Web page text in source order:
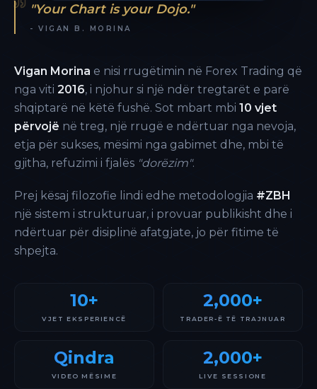
"Your Chart is your Dojo."
- VIGAN B. MORINA
Vigan Morina e nisi rrugëtimin në Forex Trading që
nga viti 2016, i njohur si një ndër tregtarët e parë
shqiptarë në këtë fushë. Sot mbart mbi 10 vjet
përvojë në treg, një rrugë e ndërtuar nga nevoja,
etja për sukses, mësimi nga gabimet dhe, mbi të
gjitha, refuzimi i fjalës "dorëzim".
Prej kësaj filozofie lindi edhe metodologjia #ZBH
një sistem i strukturuar, i provuar publikisht dhe i
ndërtuar për disiplinë afatgjate, jo për fitime të
shpejta.
10+
VJET EKSPERIENCË
2,000+
TRADER-Ë TË TRAJNUAR
Qindra
VIDEO MËSIME
2,000+
LIVE SESSIONE